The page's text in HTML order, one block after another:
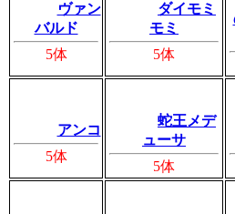
ヴァン
バルド
5体
ダイモミ
モミ
5体
アンコ
5体
蛇王メデ
ューサ
5体